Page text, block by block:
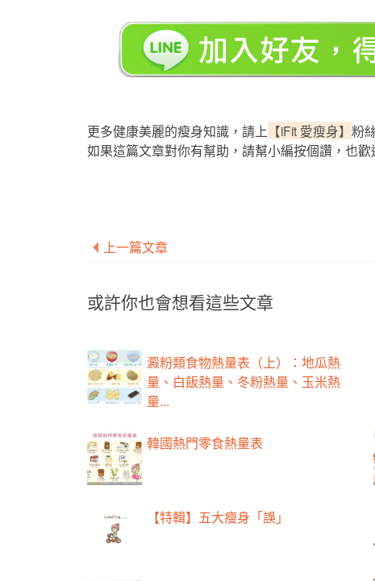
更多健康美麗的瘦身知識，請上 【iFit 愛瘦身】 粉
如果這篇文章對你有幫助，請幫小編按個讚，也
上一篇文章
或許你也會想看這些文章
澱粉類食物熱量表（上）：地瓜熱
量、白飯熱量、冬粉熱量、玉米熱
量...
韓國熱門零食熱量表
【特輯】五大瘦身「誤」